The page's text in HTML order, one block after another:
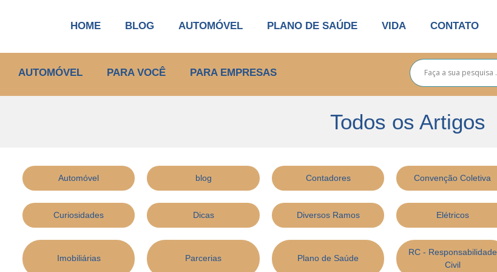
HOME BLOG AUTOMÓVEL PLANO DE SAÚDE VIDA CONTATO
AUTOMÓVEL PARA VOCÊ PARA EMPRESAS
Todos os Artigos
Automóvel blog Contadores Convenção Coletiva
Curiosidades Dicas Diversos Ramos Elétricos
Imobiliárias Parcerias Plano de Saúde
RC - Responsabilidade
Civil